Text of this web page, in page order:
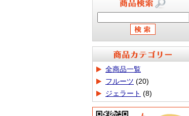
商品カテゴリ
全商品一覧
フルーツ (20)
ジェラート (8)